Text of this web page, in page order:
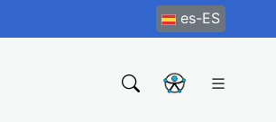
es-ES